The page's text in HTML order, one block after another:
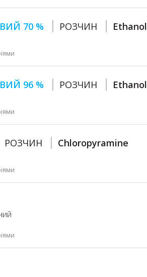
70 % РОЗЧИН Ethanol
96 % РОЗЧИН Ethanol
РОЗЧИН Chloropyramine